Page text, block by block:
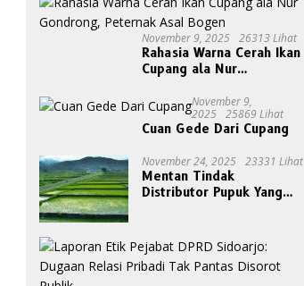
November 9, 2025 26313 Lihat
Rahasia Warna Cerah Ikan
Cupang ala Nur
Bogen
November 9,
2025
25869 Lihat
Cuan Gede Dari Cupang
November 24, 2025 23331 Lihat
Mentan Tindak
Distributor Pupuk Yang